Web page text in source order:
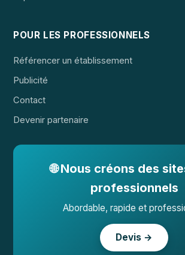
POUR LES PROFESSIONNELS
Référencer un établissement
Publicité
Contact
Devenir partenaire
🌐 Nous créons des
professionnels
Abordable, rapide et
Devis →